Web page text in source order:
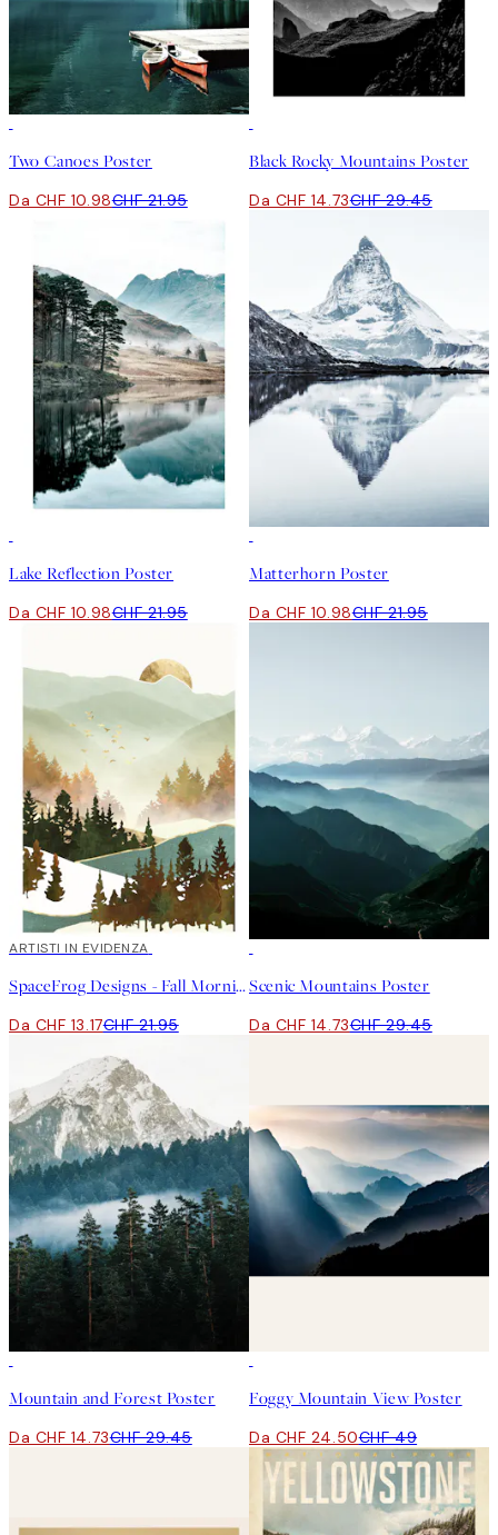
Two Canoes Poster
Da CHF 10.98CHF 21.95
Black Rocky Mountains Poster
Da CHF 14.73CHF 29.45
Lake Reflection Poster
Da CHF 10.98CHF 21.95
Matterhorn Poster
Da CHF 10.98CHF 21.95
40%*
ARTISTI IN EVIDENZA
SpaceFrog Designs - Fall Morning Poster
Da CHF 13.17CHF 21.95
Scenic Mountains Poster
Da CHF 14.73CHF 29.45
Mountain and Forest Poster
Da CHF 14.73CHF 29.45
Foggy Mountain View Poster
Da CHF 24.50CHF 49